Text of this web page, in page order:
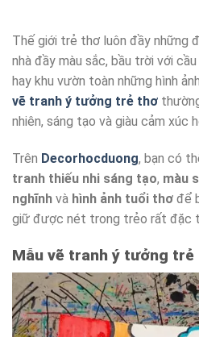
Thế giới trẻ thơ luôn đầy những
nhà đầy màu sắc, bầu trời với
hay khu vườn toàn những hình
vẽ tranh ý tưởng trẻ thơ
nhiên, sáng tạo và giàu cảm xúc
Trên Decorhocduong, bạn có
tranh thiếu nhi sáng tạo, màu
nghĩnh và hình ảnh tuổi thơ để
giữ được nét trong trẻo rất đặc
Mẫu vẽ tranh ý tưởng trẻ